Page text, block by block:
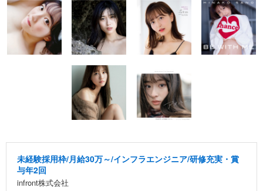
未経験採用枠/月給30万～/インフラエンジニア/研修充実・賞
与年2回
infront株式会社